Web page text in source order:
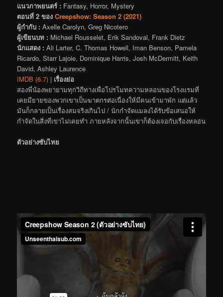
แนวภาพยนตร์ : Fantasy, Horror, Mystery
ตอนที่ 2 ของCreepshow: Season 2 (2021)
ผู้กำกับ : Axelle Carolyn, Greg Nicotero
ผู้เขียนบท : Michael Rousselet, Erik Sandoval, Frank Dietz
นักแสดง : Ali Larter, C. Thomas Howell, Iman Benson, Pamela
Ricardo, Starr Lajoie, Dominique Harris, Josh McDermitt, Keith
David, Ashley Laurence
IMDB (6.7) | เรื่องย่อ
สองพี่น้องพยายามทุกวิถีทางเพื่อโปรโมทความหลอนของโรงแรมที่
เคยมียายของพวกเขาเป็นฆาตกรต่อเนื่องให้มีคนเข้ามาพัก แต่แล้ว
มันก็กลายเป็นเรื่องสมจริงเกินไป / นักกำจัดแมลงได้รับข้อเสนอให้
กำจัดในสิ่งที่เขาไม่เคยทำ ภายหลังจากนั้นเขาก็ต้องเจอกับเรื่องหลอน
ตัวอย่างซับไทย